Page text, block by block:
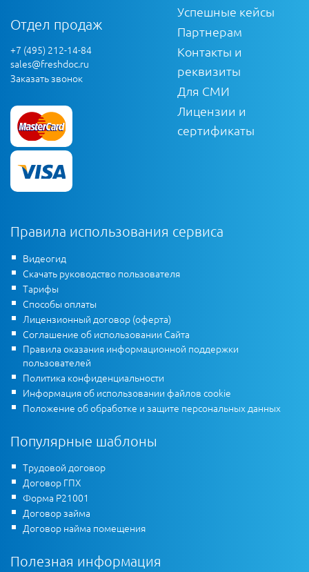
Отдел продаж
+7 (495) 212-14-84
sales@freshdoc.ru
Заказать звонок
Успешные кейсы
Партнерам
Контакты и
реквизиты
Для СМИ
Лицензии и
сертификаты
Правила использования сервиса
Видеогид
Скачать руководство пользователя
Тарифы
Способы оплаты
Лицензионный договор (оферта)
Соглашение об использовании Сайта
Правила оказания информационной поддержки
пользователей
Политика конфиденциальности
Информация об использовании файлов cookie
Положение об обработке и защите персональных данных
Популярные шаблоны
Трудовой договор
Договор ГПХ
Форма Р21001
Договор займа
Договор найма помещения
Полезная информация